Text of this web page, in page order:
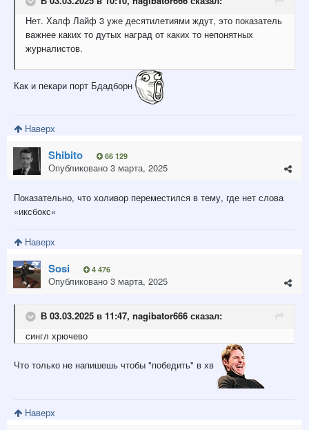
Нет. Халф Лайф 3 уже десятилетиями ждут, это показатель
важнее каких то дутых наград от каких то непонятных
журналистов.
Как и пекари порт Бдадборн
Наверх
Shibito 66 129
Опубликовано 3 марта, 2025
Показательно, что холивор переместился в тему, где нет слова
«иксбокс»
Наверх
Sosi 4 476
Опубликовано 3 марта, 2025
В 03.03.2025 в 11:47, nagibator666 сказал:
сингл хрючево
Что только не напишешь чтобы "победить" в хв
Наверх